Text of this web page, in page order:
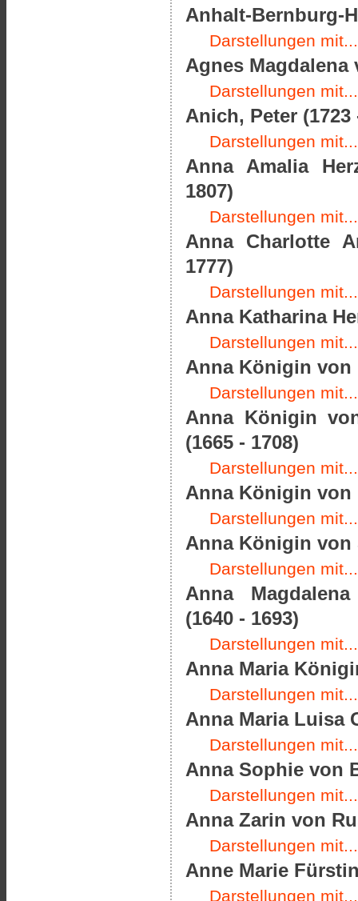
Anhalt-Bernburg-
Darstellungen mit...
Agnes Magdalena
Darstellungen mit...
Anich, Peter (1723
Darstellungen mit...
Anna Amalia
1807)
Darstellungen mit...
Anna Charlotte
1777)
Darstellungen mit...
Anna Katharina
Darstellungen mit...
Anna Königin von
Darstellungen mit...
Anna Königin
(1665 - 1708)
Darstellungen mit...
Anna Königin von
Darstellungen mit...
Anna Königin von
Darstellungen mit...
Anna
(1640 - 1693)
Darstellungen mit...
Anna Maria
Darstellungen mit...
Anna Maria Luisa
Darstellungen mit...
Anna Sophie von
Darstellungen mit...
Anna Zarin von
Darstellungen mit...
Anne Marie
Darstellungen mit...